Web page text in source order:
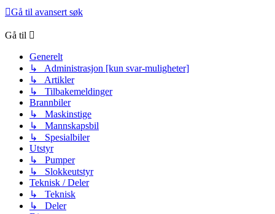
Gå til avansert søk
Gå til
Generelt
↳ Administrasjon [kun svar-muligheter]
↳ Artikler
↳ Tilbakemeldinger
Brannbiler
↳ Maskinstige
↳ Mannskapsbil
↳ Spesialbiler
Utstyr
↳ Pumper
↳ Slokkeutstyr
Teknisk / Deler
↳ Teknisk
↳ Deler